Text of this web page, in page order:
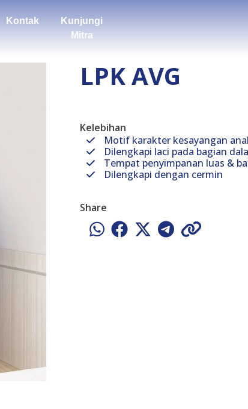
Kontak
Kunjungi
Mitra
LPK AVG
Kelebihan
Motif karakter kesayangan
Dilengkapi laci pada bagian
Tempat penyimpanan luas &
Dilengkapi dengan cermin
Share